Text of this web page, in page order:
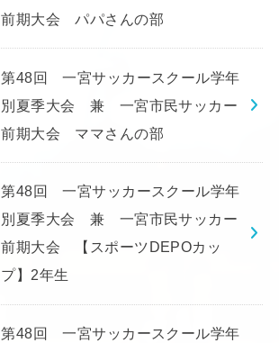
前期大会 パパさんの部
第48回 一宮サッカースクール学年
別夏季大会 兼 一宮市民サッカー
前期大会 ママさんの部
第48回 一宮サッカースクール学年
別夏季大会 兼 一宮市民サッカー
前期大会 【スポーツDEPOカッ
プ】2年生
第48回 一宮サッカースクール学年